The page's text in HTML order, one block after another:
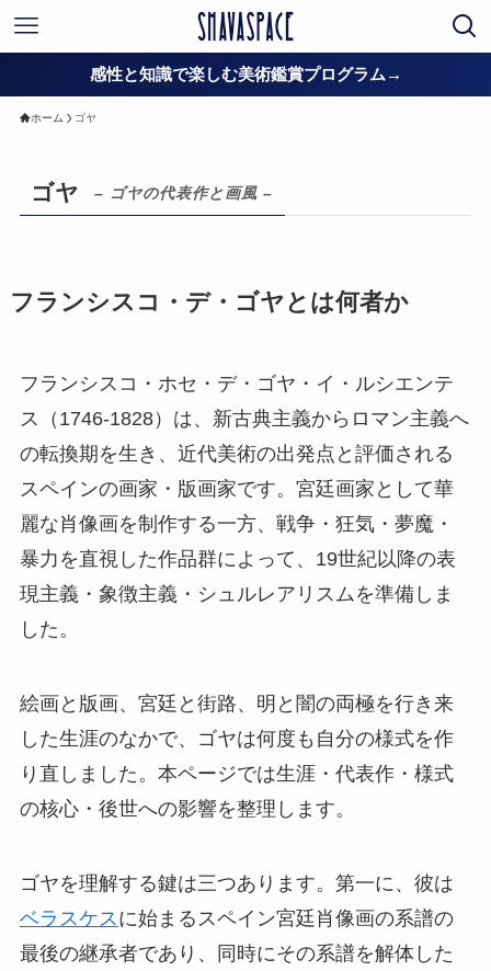
感性と知識で楽しむ美術鑑賞プログラム→
ホーム ゴヤ
ゴヤ – ゴヤの代表作と画風 –
フランシスコ・デ・ゴヤとは何者か
フランシスコ・ホセ・デ・ゴヤ・イ・ルシエンテ
ス（1746-1828）は、新古典主義からロマン主義へ
の転換期を生き、近代美術の出発点と評価される
スペインの画家・版画家です。宮廷画家として華
麗な肖像画を制作する一方、戦争・狂気・夢魔・
暴力を直視した作品群によって、19世紀以降の表
現主義・象徴主義・シュルレアリスムを準備しま
した。
絵画と版画、宮廷と街路、明と闇の両極を行き来
した生涯のなかで、ゴヤは何度も自分の様式を作
り直しました。本ページでは生涯・代表作・様式
の核心・後世への影響を整理します。
ゴヤを理解する鍵は三つあります。第一に、彼は
ベラスケス に始まるスペイン宮廷肖像画の系譜の
最後の継承者であり、同時にその系譜を解体した